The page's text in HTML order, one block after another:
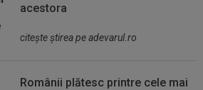
acestora
citeşte ştirea pe adevarul.ro
Românii plătesc printre cele mai